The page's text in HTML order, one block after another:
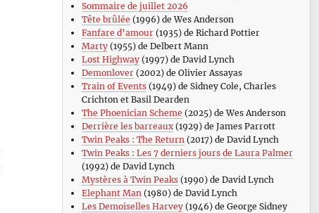
Sommaire de juillet 2026
Tête brûlée (1996) de Wes Anderson
Fanfare d’amour(1935) de Richard Pottier
Marty(1955) de Delbert Mann
Lost Highway(1997) de David Lynch
Demonlover(2002) de Olivier Assayas
Train of Events(1949) de Sidney Cole, Charles
Crichton et Basil Dearden
The Phoenician Scheme (2025) de Wes Anderson
Derrière les barreaux(1929) de James Parrott
Twin Peaks : The Return(2017) de David Lynch
Twin Peaks : Les 7 derniers jours de Laura Palmer
(1992) de David Lynch
Mystères à Twin Peaks(1990) de David Lynch
Elephant Man(1980) de David Lynch
Les Demoiselles Harvey(1946) de George Sidney